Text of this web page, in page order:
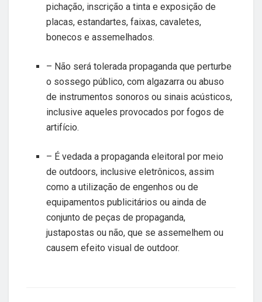
pichação, inscrição a tinta e exposição de
placas, estandartes, faixas, cavaletes,
bonecos e assemelhados.
– Não será tolerada propaganda que perturbe
o sossego público, com algazarra ou abuso
de instrumentos sonoros ou sinais acústicos,
inclusive aqueles provocados por fogos de
artifício.
– É vedada a propaganda eleitoral por meio
de outdoors, inclusive eletrônicos, assim
como a utilização de engenhos ou de
equipamentos publicitários ou ainda de
conjunto de peças de propaganda,
justapostas ou não, que se assemelhem ou
causem efeito visual de outdoor.